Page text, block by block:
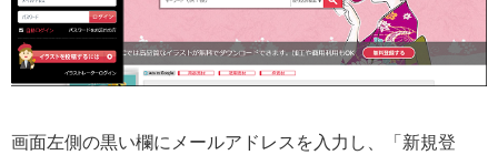
画面左側の黒い欄にメールアドレスを入力し、「新規登